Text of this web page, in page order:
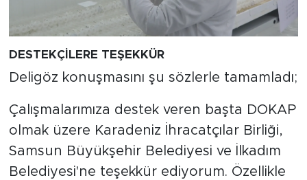
DESTEKÇİLERE TEŞEKKÜR
Deligöz konuşmasını şu sözlerle tamamladı;
Çalışmalarımıza destek veren başta DOKAP
olmak üzere Karadeniz İhracatçılar Birliği,
Samsun Büyükşehir Belediyesi ve İlkadım
Belediyesi'ne teşekkür ediyorum. Özellikle